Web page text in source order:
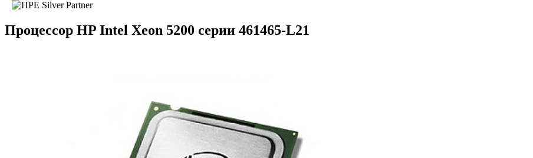
Процессор HP Intel Xeon 5200 серии 461465-L21